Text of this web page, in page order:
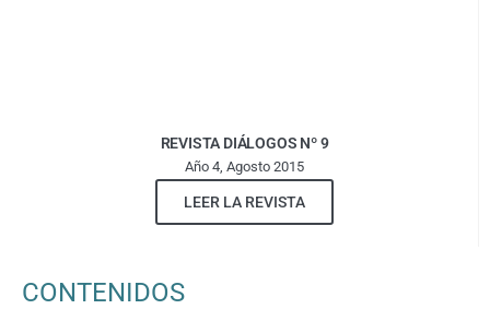
REVISTA DIÁLOGOS Nº 9
Año 4, Agosto 2015
LEER LA REVISTA
CONTENIDOS